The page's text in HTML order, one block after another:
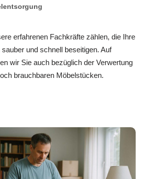
erfahrenen Fachkräfte zählen, die Ihre
und schnell beseitigen. Auf
wir Sie auch bezüglich der Verwertung
brauchbaren Möbelstücken.